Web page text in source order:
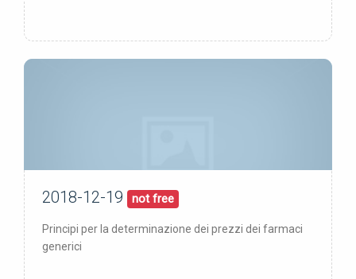
pubblicata:19/12/18
2018-12-19 not free
Principi per la determinazione dei prezzi dei farmaci
generici